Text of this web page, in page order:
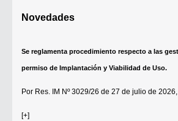
Novedades
Se reglamenta procedimiento respecto a las
permiso de Implantación y Viabilidad de Uso.
Por Res. IM Nº 3029/26 de 27 de julio de 2026,
[+]